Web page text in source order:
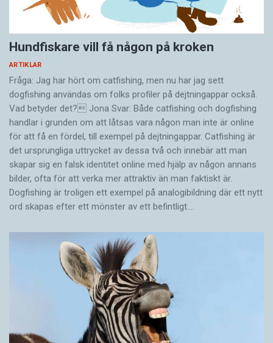
Hundfiskare vill få någon på kroken
ARTIKLAR
Fråga: Jag har hört om catfishing, men nu har jag sett
dogfishing användas om folks profiler på dejtningappar också.
Vad betyder det? Jona Svar: Både catfishing och dogfishing
handlar i grunden om att låtsas vara någon man inte är online
för att få en fördel, till exempel på dejtningappar. Catfishing är
det ursprungliga uttrycket av dessa två och innebär att man
skapar sig en falsk identitet online med hjälp av någon annans
bilder, ofta för att verka mer attraktiv än man faktiskt är.
Dogfishing är troligen ett exempel på analogibildning där ett nytt
ord skapas efter ett mönster av ett befintligt.…